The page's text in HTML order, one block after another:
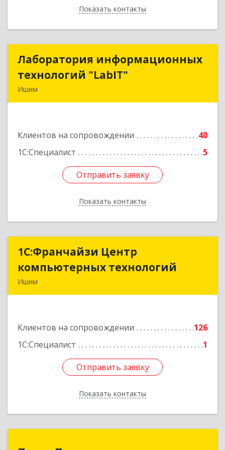
Показать контакты
Назад
Лаборатория информационных
технологий "LabIT"
Ишим
Клиентов на сопровождении
40
1С:Специалист
5
Отправить заявку
Показать контакты
Лаборатория информационных
технологий "LabIT"
Подробнее
Отправить заявку
Назад
1С:Франчайзи Центр
компьютерных технологий
Ишим
Клиентов на сопровождении
126
1С:Специалист
1
Отправить заявку
Показать контакты
1С:Франчайзи Центр
компьютерных технологий
Подробнее
Отправить заявку
Назад